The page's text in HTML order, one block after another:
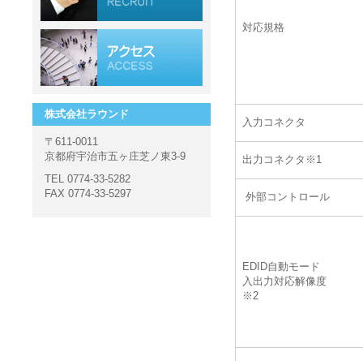
対応規格
入力コネクタ
出力コネクタ※1
外部コントロール
EDID自動モード
入出力対応解像度
※2
株式会社ラウンド
〒611-0011
京都府宇治市五ヶ庄芝ノ東3-9
TEL 0774-33-5282
FAX 0774-33-5297